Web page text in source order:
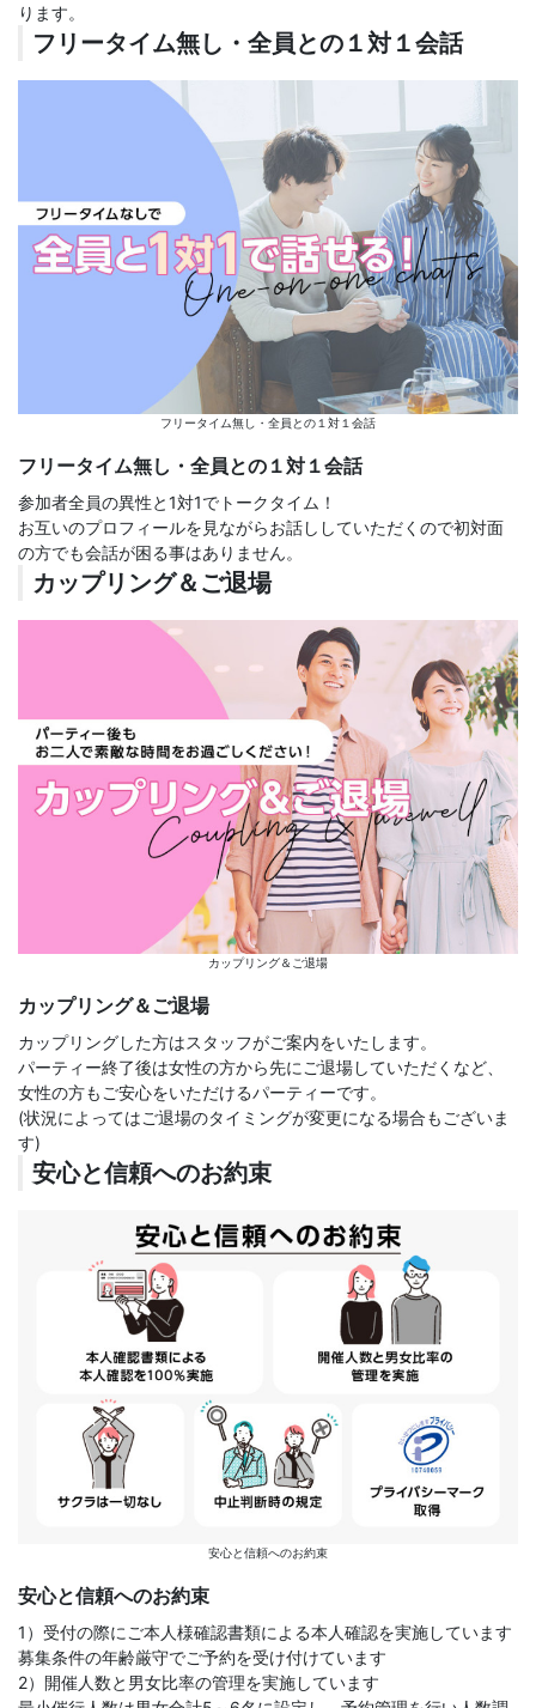
ります。
フリータイム無し・全員との１対１会話
フリータイム無し・全員との１対１会話
フリータイム無し・全員との１対１会話
参加者全員の異性と1対1でトークタイム！
お互いのプロフィールを見ながらお話ししていただくので初対面
の方でも会話が困る事はありません。
カップリング＆ご退場
カップリング＆ご退場
カップリング＆ご退場
カップリングした方はスタッフがご案内をいたします。
パーティー終了後は女性の方から先にご退場していただくなど、
女性の方もご安心をいただけるパーティーです。
(状況によってはご退場のタイミングが変更になる場合もございま
す)
安心と信頼へのお約束
安心と信頼へのお約束
安心と信頼へのお約束
1）受付の際にご本人様確認書類による本人確認を実施しています
募集条件の年齢厳守でご予約を受け付けています
2）開催人数と男女比率の管理を実施しています